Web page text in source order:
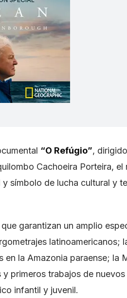
“O Refúgio”,
Cachoeira Porteira, el
símbolo de lucha cultural y
garantizan un amplio
latinoamericanos;
en la Amazonia paraense; la
primeros trabajos de nuevos
infantil y juvenil.